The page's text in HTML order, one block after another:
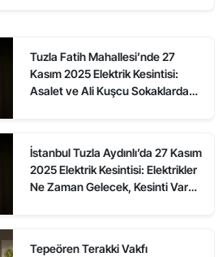
Tuzla Fatih Mahallesi’nde 27
Kasım 2025 Elektrik Kesintisi:
Asalet ve Ali Kuşcu Sokaklarda
İstanbul Tuzla Aydınlı’da 27 Kasım
2025 Elektrik Kesintisi: Elektrikler
Ne Zaman Gelecek, Kesinti Var
Tepeören Terakki Vakfı